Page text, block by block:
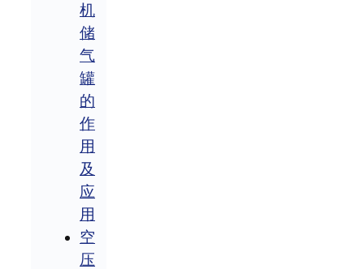
机
储
气
罐
的
作
用
及
应
用
空
压